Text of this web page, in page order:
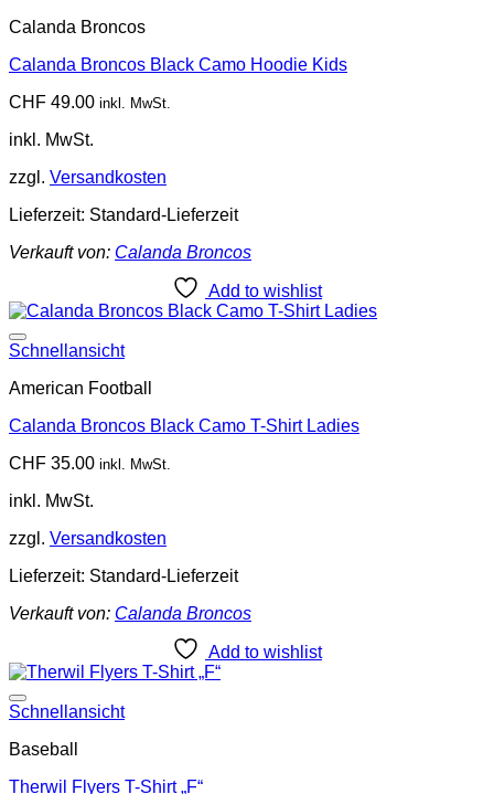
Calanda Broncos
Calanda Broncos Black Camo Hoodie Kids
CHF 49.00 inkl. MwSt.
inkl. MwSt.
zzgl. Versandkosten
Lieferzeit: Standard-Lieferzeit
Verkauft von: Calanda Broncos
Add to wishlist
Schnellansicht
American Football
Calanda Broncos Black Camo T-Shirt Ladies
CHF 35.00 inkl. MwSt.
inkl. MwSt.
zzgl. Versandkosten
Lieferzeit: Standard-Lieferzeit
Verkauft von: Calanda Broncos
Add to wishlist
Schnellansicht
Baseball
Therwil Flyers T-Shirt „F“